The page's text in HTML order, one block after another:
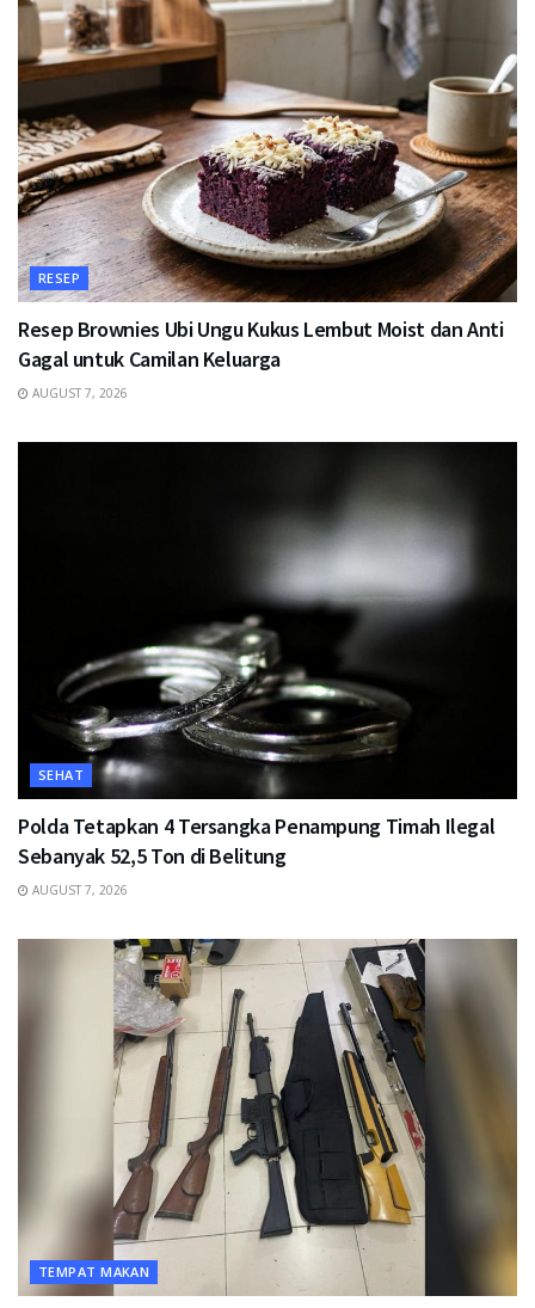
RESEP
Resep Brownies Ubi Ungu Kukus Lembut Moist dan Anti
Gagal untuk Camilan Keluarga
AUGUST 7, 2026
SEHAT
Polda Tetapkan 4 Tersangka Penampung Timah Ilegal
Sebanyak 52,5 Ton di Belitung
AUGUST 7, 2026
TEMPAT MAKAN